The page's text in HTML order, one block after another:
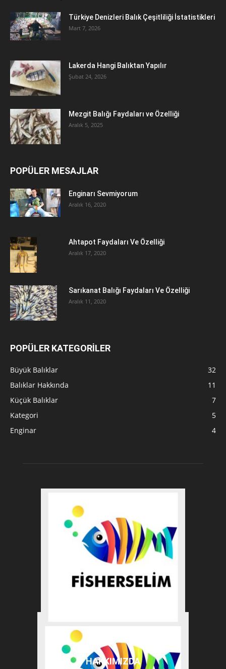
Türkiye Denizleri Balık Çeşitliliği İstatistikleri
Mart 7, 2026
Lakerda Hangi Balıktan Yapılır
Şubat 24, 2026
Mezgit Balığı Faydaları ve Özelliği
Aralık 5, 2025
POPÜLER MESAJLAR
Enginarı Sevmiyorum
Aralık 16, 2020
Ahtapot Faydaları Ve Özelliği
Aralık 17, 2020
Sarıkanat Balığı Faydaları Ve Özelliği
Aralık 11, 2020
POPÜLER KATEGORİLER
Büyük Balıklar
32
Balıklar Hakkında
11
Küçük Balıklar
7
Kategori
5
Enginar
4
HAKKIMIZDA